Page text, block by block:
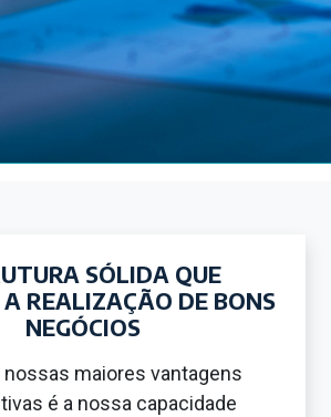
SÓLIDA QUE
REALIZAÇÃO DE BONS
NEGÓCIOS
nossas maiores vantagens
é a nossa capacidade